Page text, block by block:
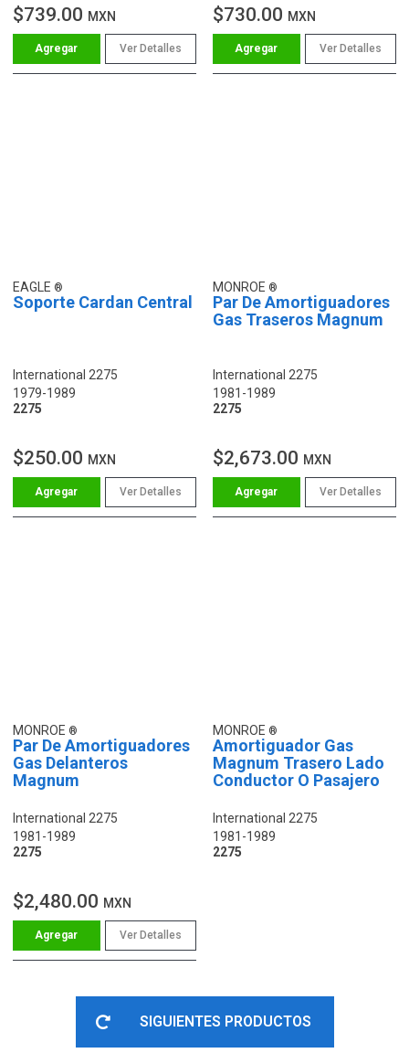
$739.00 MXN
Ver Detalles
$730.00 MXN
Ver Detalles
EAGLE
Soporte Cardan Central
International 2275
1979-1989
2275
$250.00 MXN
Ver Detalles
MONROE
Par De Amortiguadores
Gas Traseros Magnum
International 2275
1981-1989
2275
$2,673.00 MXN
Ver Detalles
MONROE
Par De Amortiguadores
Gas Delanteros
Magnum
International 2275
1981-1989
2275
$2,480.00 MXN
Ver Detalles
MONROE
Amortiguador Gas
Magnum Trasero Lado
Conductor O Pasajero
International 2275
1981-1989
2275
SIGUIENTES PRODUCTOS